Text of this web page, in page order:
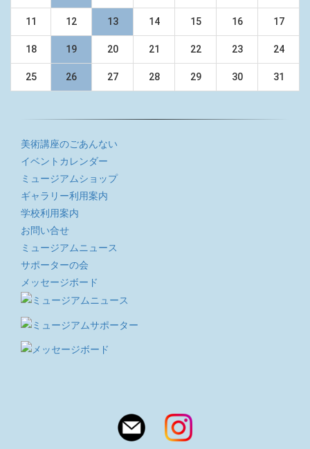
11 12 13 14 15 16 17
18 19 20 21 22 23 24
25 26 27 28 29 30 31
美術講座のごあんない
イベントカレンダー
ミュージアムショップ
ギャラリー利用案内
学校利用案内
お問い合せ
ミュージアムニュース
サポーターの会
メッセージボード